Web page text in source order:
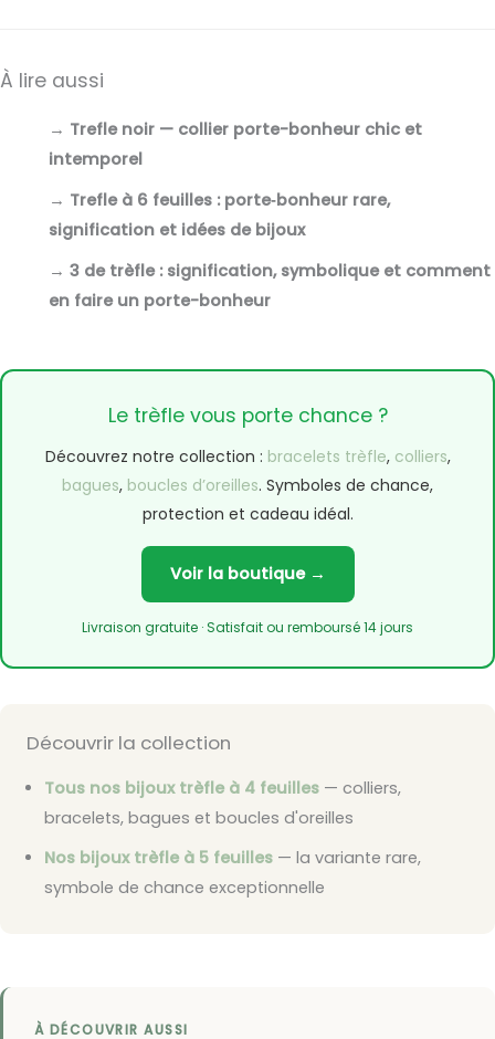
À lire aussi
→ Trefle noir — collier porte-bonheur chic et
intemporel
→ Trefle à 6 feuilles : porte‑bonheur rare,
signification et idées de bijoux
→ 3 de trèfle : signification, symbolique et comment
en faire un porte-bonheur
Le trèfle vous porte chance ?
Découvrez notre collection : bracelets trèfle, colliers,
bagues, boucles d’oreilles. Symboles de chance,
protection et cadeau idéal.
Voir la boutique →
Livraison gratuite · Satisfait ou remboursé 14 jours
Découvrir la collection
Tous nos bijoux trèfle à 4 feuilles — colliers,
bracelets, bagues et boucles d'oreilles
Nos bijoux trèfle à 5 feuilles — la variante rare,
symbole de chance exceptionnelle
À DÉCOUVRIR AUSSI